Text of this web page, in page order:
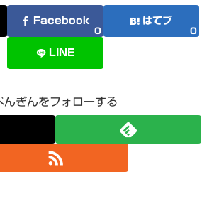
Facebook
0
はてブ
0
LINE
んぎんをフォローする